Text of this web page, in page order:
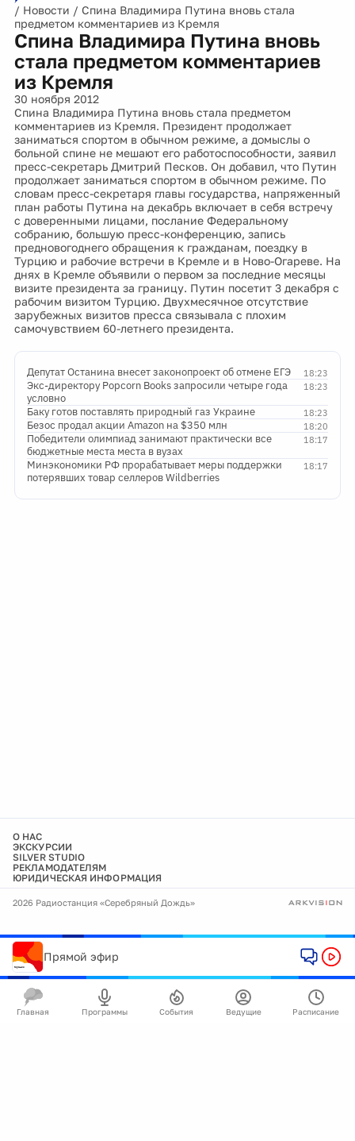
/ Новости / Спина Владимира Путина вновь стала
предметом комментариев из Кремля
Спина Владимира Путина вновь
стала предметом комментариев
из Кремля
30 ноября 2012
Спина Владимира Путина вновь стала предметом
комментариев из Кремля. Президент продолжает
заниматься спортом в обычном режиме, а домыслы о
больной спине не мешают его работоспособности, заявил
пресс-секретарь Дмитрий Песков. Он добавил, что Путин
продолжает заниматься спортом в обычном режиме. По
словам пресс-секретаря главы государства, напряженный
план работы Путина на декабрь включает в себя встречу
с доверенными лицами, послание Федеральному
собранию, большую пресс-конференцию, запись
предновогоднего обращения к гражданам, поездку в
Турцию и рабочие встречи в Кремле и в Ново-Огареве. На
днях в Кремле объявили о первом за последние месяцы
визите президента за границу. Путин посетит 3 декабря с
рабочим визитом Турцию. Двухмесячное отсутствие
зарубежных визитов пресса связывала с плохим
самочувствием 60-летнего президента.
18:23
Депутат Останина внесет законопроект об отмене ЕГЭ
18:23
Экс-директору Popcorn Books запросили четыре года
условно
18:23
Баку готов поставлять природный газ Украине
18:20
Безос продал акции Amazon на $350 млн
18:17
Победители олимпиад занимают практически все
бюджетные места места в вузах
18:17
Минэкономики РФ прорабатывает меры поддержки
потерявших товар селлеров Wildberries
О НАС
ЭКСКУРСИИ
SILVER STUDIO
РЕКЛАМОДАТЕЛЯМ
ЮРИДИЧЕСКАЯ ИНФОРМАЦИЯ
2026 Радиостанция «Серебряный Дождь»
Прямой эфир
Главная Программы События Ведущие Расписание